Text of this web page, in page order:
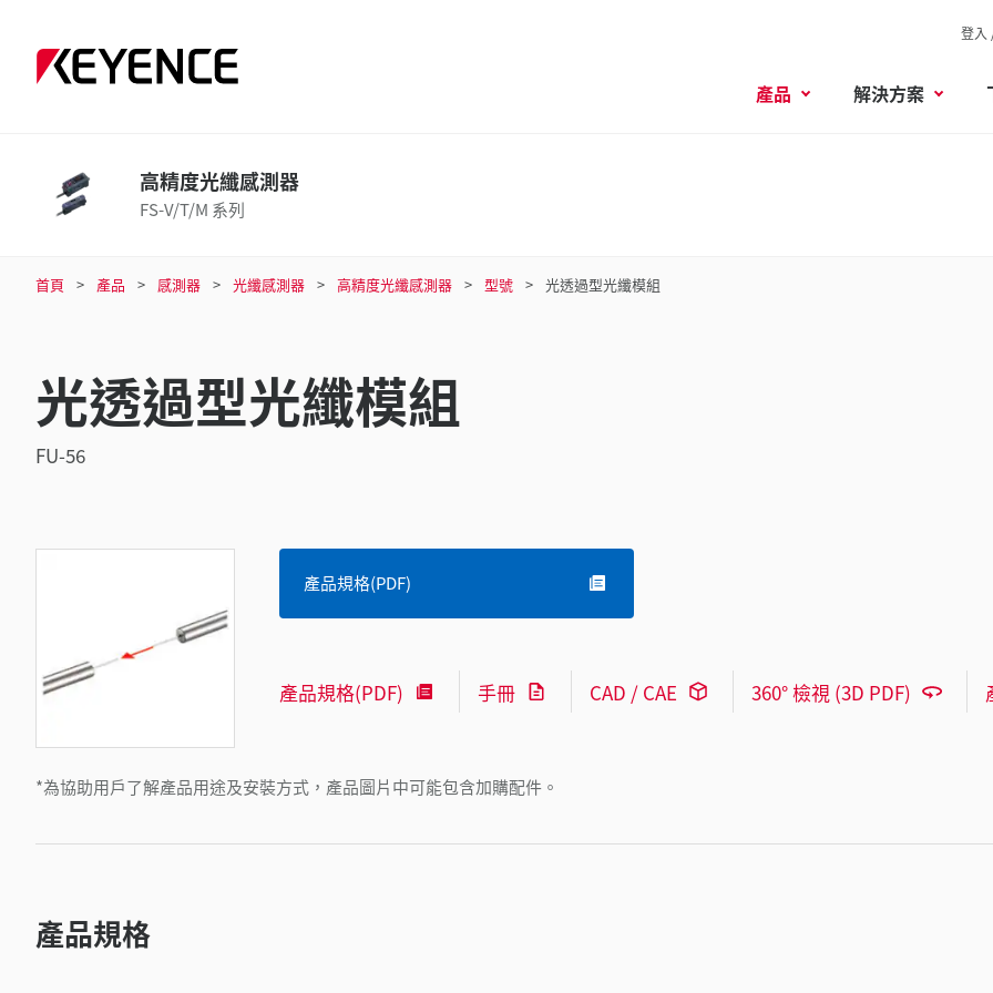
登入
產品 解決方案
高精度光纖感測器
FS-V/T/M 系列
首頁 產品 感測器 光纖感測器 高精度光纖感測器 型號 光透過型光纖模組
光透過型光纖模組
FU-56
*為協助用戶了解產品用途及安裝方式，產品圖片中可能包含加購配件。
產品規格(PDF)
產品規格(PDF) 手冊 CAD / CAE 360° 檢視 (3D PDF)
產品規格